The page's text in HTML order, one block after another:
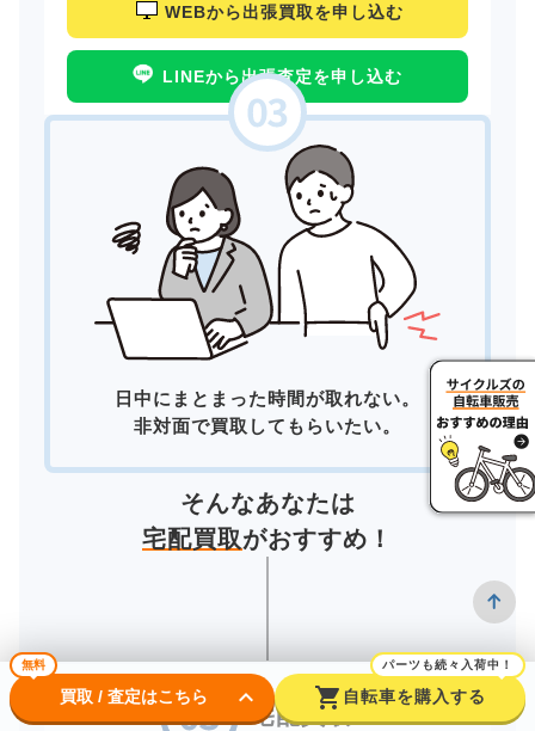
WEBから出張買取を申し込む
LINEから出張査定を申し込む
日中にまとまった時間が取れない。
非対面で買取してもらいたい。
そんなあなたは
宅配買取がおすすめ！
宅配買取
無料
買取 / 査定はこちら keyboard_arrow_down shopping_cart
パーツも続々入荷中！
自転車を購入する